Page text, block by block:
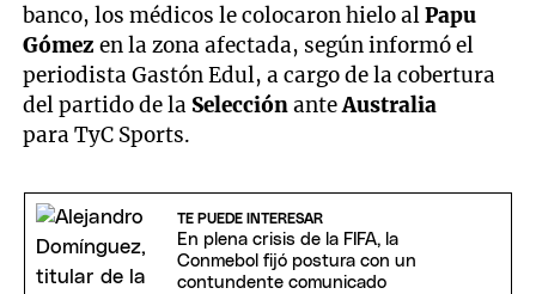
banco, los médicos le colocaron hielo alPapu
Gómez en la zona afectada, según informó el
periodista Gastón Edul, a cargo de la cobertura
del partido de la SelecciónanteAustralia
para TyC Sports.
TE PUEDE INTERESAR
En plena crisis de la FIFA, la
Conmebol fijó postura con un
contundente comunicado